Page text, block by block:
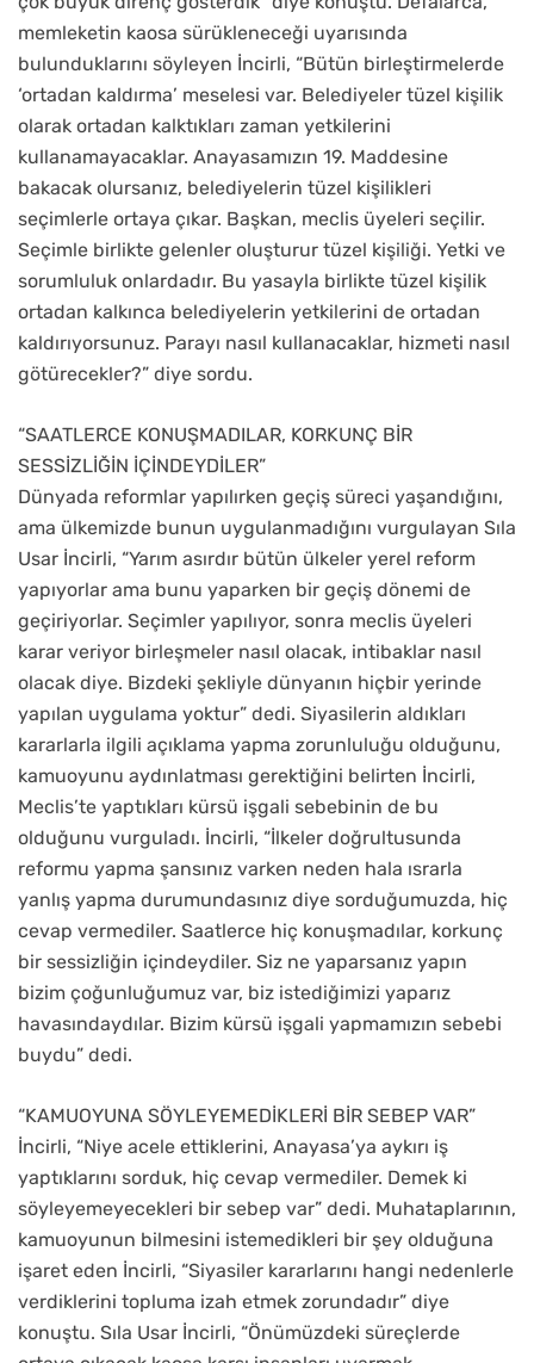
memleketin kaosa sürükleneceği uyarısında
bulunduklarını söyleyen İncirli, “Bütün birleştirmelerde
‘ortadan kaldırma’ meselesi var. Belediyeler tüzel kişilik
olarak ortadan kalktıkları zaman yetkilerini
kullanamayacaklar. Anayasamızın 19. Maddesine
bakacak olursanız, belediyelerin tüzel kişilikleri
seçimlerle ortaya çıkar. Başkan, meclis üyeleri seçilir.
Seçimle birlikte gelenler oluşturur tüzel kişiliği. Yetki ve
sorumluluk onlardadır. Bu yasayla birlikte tüzel kişilik
ortadan kalkınca belediyelerin yetkilerini de ortadan
kaldırıyorsunuz. Parayı nasıl kullanacaklar, hizmeti nasıl
götürecekler?” diye sordu.
“SAATLERCE KONUŞMADILAR, KORKUNÇ BİR
SESSİZLİĞİN İÇİNDEYDİLER”
Dünyada reformlar yapılırken geçiş süreci yaşandığını,
ama ülkemizde bunun uygulanmadığını vurgulayan Sıla
Usar İncirli, “Yarım asırdır bütün ülkeler yerel reform
yapıyorlar ama bunu yaparken bir geçiş dönemi de
geçiriyorlar. Seçimler yapılıyor, sonra meclis üyeleri
karar veriyor birleşmeler nasıl olacak, intibaklar nasıl
olacak diye. Bizdeki şekliyle dünyanın hiçbir yerinde
yapılan uygulama yoktur” dedi. Siyasilerin aldıkları
kararlarla ilgili açıklama yapma zorunluluğu olduğunu,
kamuoyunu aydınlatması gerektiğini belirten İncirli,
Meclis’te yaptıkları kürsü işgali sebebinin de bu
olduğunu vurguladı. İncirli, “İlkeler doğrultusunda
reformu yapma şansınız varken neden hala ısrarla
yanlış yapma durumundasınız diye sorduğumuzda, hiç
cevap vermediler. Saatlerce hiç konuşmadılar, korkunç
bir sessizliğin içindeydiler. Siz ne yaparsanız yapın
bizim çoğunluğumuz var, biz istediğimizi yaparız
havasındaydılar. Bizim kürsü işgali yapmamızın sebebi
buydu” dedi.
“KAMUOYUNA SÖYLEYEMEDİKLERİ BİR SEBEP VAR”
İncirli, “Niye acele ettiklerini, Anayasa’ya aykırı iş
yaptıklarını sorduk, hiç cevap vermediler. Demek ki
söyleyemeyecekleri bir sebep var” dedi. Muhataplarının,
kamuoyunun bilmesini istemedikleri bir şey olduğuna
işaret eden İncirli, “Siyasiler kararlarını hangi nedenlerle
verdiklerini topluma izah etmek zorundadır” diye
konuştu. Sıla Usar İncirli, “Önümüzdeki süreçlerde